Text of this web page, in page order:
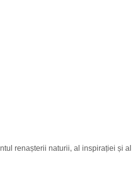
renașterii naturii, al inspirației